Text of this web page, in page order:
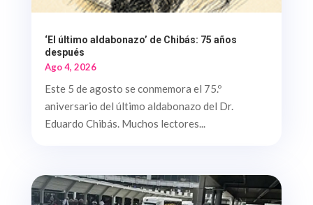
‘El último aldabonazo’ de Chibás: 75 años
después
Ago 4, 2026
Este 5 de agosto se conmemora el 75.º
aniversario del último aldabonazo del Dr.
Eduardo Chibás. Muchos lectores...